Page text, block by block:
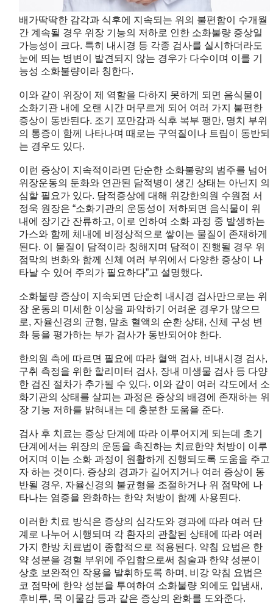
배가딱딱한 감각과 식후에 지속되는 위의 불편함이 수개월
간 계속될 경우 위장 기능의 저하로 인한 소화불량 증상일
가능성이 크다. 특히 내시경 등 각종 검사를 실시하더라도
눈에 띄는 병변이 발견되지 않는 경우가 다수이며 이를 기
능성 소화불량이라 칭한다.
이와 같이 위장이 제 역할을 다하지 못하게 되면 음식물이
소화기관 내에 오랜 시간 머무르게 되어 여러 가지 불편한
증상이 동반된다. 조기 포만감과 식후 복부 팽만, 명치 부위
의 통증이 함께 나타나며 때로는 구역질이나 트림이 동반되
는 경우도 있다.
이런 증상이 지속적이라면 단순한 소화불량의 범주를 넘어
위장운동의 둔화와 연관된 담적병이 생긴 상태는 아닌지 의
심할 필요가 있다. 담적증상에 대해 위강한의원 수원점 서
정욱 원장은 “소화기관의 운동성이 저하되면 음식물이 위
내에 장기간 잔류하고, 이로 인하여 소화 과정 중 발생하는
가스와 함께 체내에 비정상적으로 쌓이는 물질이 존재하게
된다. 이 물질이 담적이라 칭해지며 담적이 진행될 경우 위
점막의 변화와 함께 신체 여러 부위에서 다양한 증상이 나
타날 수 있어 주의가 필요하다”고 설명했다.
소화불량 증상이 지속되면 단순히 내시경 검사만으로는 위
장 운동의 미세한 이상을 파악하기 어려운 경우가 많으므
로, 자율신경의 균형, 말초 혈액의 순환 상태, 신체 구성 변
화 등을 평가하는 부가 검사가 동반되어야 한다.
한의원 측에 따르면 필요에 따라 혈액 검사, 비내시경 검사,
구취 측정을 위한 할리미터 검사, 장내 미생물 검사 등 다양
한 검진 절차가 추가될 수 있다. 이와 같이 여러 각도에서 소
화기관의 상태를 살피는 과정은 증상의 배경에 존재하는 위
장 기능 저하를 밝혀내는 데 충분한 도움을 준다.
검사 후 치료는 증상 단계에 따라 이루어지게 되는데 초기
단계에서는 위장의 운동을 촉진하는 치료한약 처방이 이루
어지며 이는 소화 과정이 원활하게 진행되도록 도움을 주고
자 하는 것이다. 증상의 경과가 길어지거나 여러 증상이 동
반될 경우, 자율신경의 불균형을 조절하거나 위 점막에 나
타나는 염증을 완화하는 한약 처방이 함께 사용된다.
이러한 치료 방식은 증상의 심각도와 경과에 따라 여러 단
계로 나누어 시행되며 각 환자의 관찰된 상태에 따라 여러
가지 한방 치료법이 종합적으로 적용된다. 약침 요법은 한
약 성분을 경혈 부위에 주입함으로써 침술과 한약 성분이
상호 보완적인 작용을 발휘하도록 하며, 비강 약침 요법은
코 점막에 한약 성분을 투여하여 소화불량 외에도 입냄새,
후비루, 목 이물감 등과 같은 증상의 완화를 도와준다.